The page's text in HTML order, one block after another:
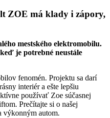
ZOE má klady i zápory,
mestského elektromobilu.
je potrebné neustále
fenomén. Projektu sa darí
interiér a ešte lepšiu
používať Zoe súčasnej
Prečítajte si o našej
výkonným autom.